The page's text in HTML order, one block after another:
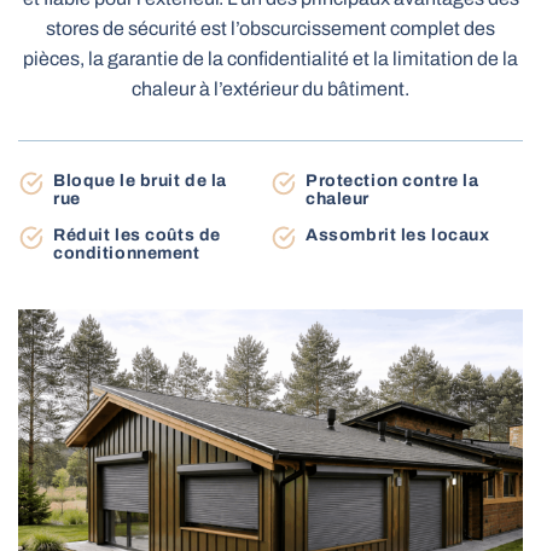
Stores pour fenêtres de toit
Stores vénitiens en bois motorisés MOTIONBLINDS
Tringles À rideaux Électriques
Moustiquaires plissées
Tringles à rideaux motorisées
Portes industrielles
Stores bannes de terrasse
Marquises de balcon
Abri de jardin
stores de sécurité est l’obscurcissement complet des
pièces, la garantie de la confidentialité et la limitation de la
chaleur à l’extérieur du bâtiment.
Bloque le bruit de la
rue
Protection contre la
chaleur
Réduit les coûts de
conditionnement
Assombrit les locaux